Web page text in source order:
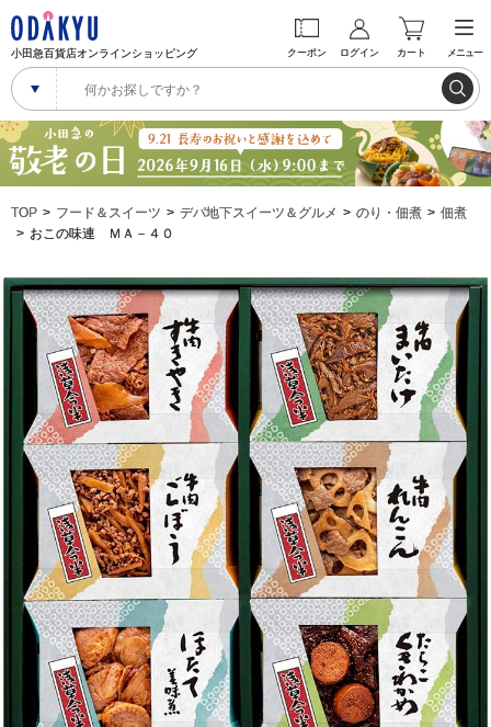
小田急百貨店オンラインショッピング クーポン ログイン カート メニュー
TOP フード＆スイーツ デパ地下スイーツ＆グルメ のり・佃煮
佃煮
おこの味連 ＭＡ－４０